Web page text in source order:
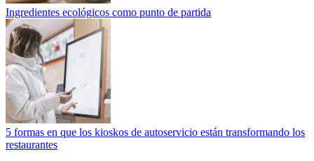
Ingredientes ecológicos como punto de partida
5 formas en que los kioskos de autoservicio están transformando los
restaurantes